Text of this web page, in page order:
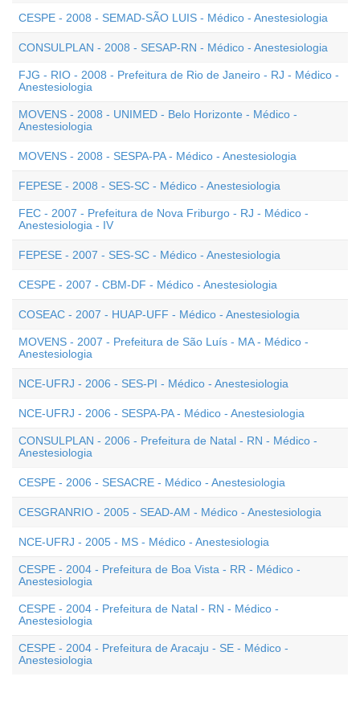
CESPE - 2008 - SEMAD-SÃO LUIS - Médico - Anestesiologia
CONSULPLAN - 2008 - SESAP-RN - Médico - Anestesiologia
FJG - RIO - 2008 - Prefeitura de Rio de Janeiro - RJ - Médico -
Anestesiologia
MOVENS - 2008 - UNIMED - Belo Horizonte - Médico -
Anestesiologia
MOVENS - 2008 - SESPA-PA - Médico - Anestesiologia
FEPESE - 2008 - SES-SC - Médico - Anestesiologia
FEC - 2007 - Prefeitura de Nova Friburgo - RJ - Médico -
Anestesiologia - IV
FEPESE - 2007 - SES-SC - Médico - Anestesiologia
CESPE - 2007 - CBM-DF - Médico - Anestesiologia
COSEAC - 2007 - HUAP-UFF - Médico - Anestesiologia
MOVENS - 2007 - Prefeitura de São Luís - MA - Médico -
Anestesiologia
NCE-UFRJ - 2006 - SES-PI - Médico - Anestesiologia
NCE-UFRJ - 2006 - SESPA-PA - Médico - Anestesiologia
CONSULPLAN - 2006 - Prefeitura de Natal - RN - Médico -
Anestesiologia
CESPE - 2006 - SESACRE - Médico - Anestesiologia
CESGRANRIO - 2005 - SEAD-AM - Médico - Anestesiologia
NCE-UFRJ - 2005 - MS - Médico - Anestesiologia
CESPE - 2004 - Prefeitura de Boa Vista - RR - Médico -
Anestesiologia
CESPE - 2004 - Prefeitura de Natal - RN - Médico -
Anestesiologia
CESPE - 2004 - Prefeitura de Aracaju - SE - Médico -
Anestesiologia